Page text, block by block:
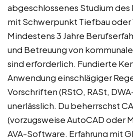
abgeschlossenes Studium
mit Schwerpunkt Tiefbau
Mindestens 3 Jahre
und Betreuung von
sind erforderlich. Fundierte
Anwendung einschlägiger
Vorschriften (RStO, RASt,
unerlässlich. Du beherrschst
(vorzugsweise AutoCAD oder
AVA-Software. Erfahrung mit